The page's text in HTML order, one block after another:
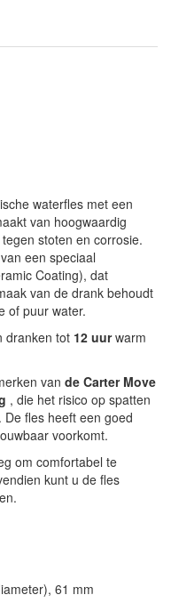
waterfles met een
van hoogwaardig
stoten en corrosie.
een speciaal
Coating), dat
van de drank behoudt
of puur water.
dranken tot 12 uurwarm
van de Carter Move
, die het risico op spatten
fles heeft een goed
voorkomt.
om comfortabel te
kunt u de fles
61 mm